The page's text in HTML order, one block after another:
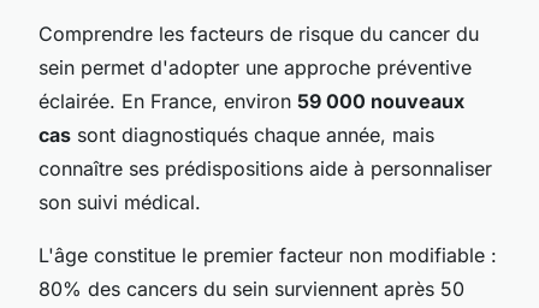
Comprendre les facteurs de risque du cancer du
sein permet d'adopter une approche préventive
éclairée. En France, environ 59 000 nouveaux
cas sont diagnostiqués chaque année, mais
connaître ses prédispositions aide à personnaliser
son suivi médical.
L'âge constitue le premier facteur non modifiable :
80% des cancers du sein surviennent après 50